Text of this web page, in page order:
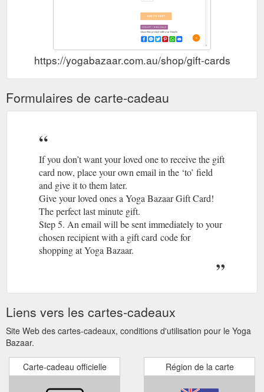
https://yogabazaar.com.au/shop/gift-cards
Formulaires de carte-cadeau
If you don’t want your loved one to receive the gift
card now, place your own email in the ‘to’ field
and give it to them later.
Give your loved ones a Yoga Bazaar Gift Card!
The perfect last minute gift.
Step 5. An email will be sent immediately to your
chosen recipient with a gift card code for
shopping at Yoga Bazaar.
Liens vers les cartes-cadeaux
Site Web des cartes-cadeaux, conditions d'utilisation pour le Yoga
Bazaar.
Carte-cadeau officielle Région de la carte